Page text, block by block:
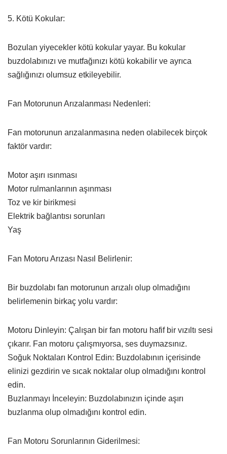
5. Kötü Kokular:
Bozulan yiyecekler kötü kokular yayar. Bu kokular
buzdolabınızı ve mutfağınızı kötü kokabilir ve ayrıca
sağlığınızı olumsuz etkileyebilir.
Fan Motorunun Arızalanması Nedenleri:
Fan motorunun arızalanmasına neden olabilecek birçok
faktör vardır:
Motor aşırı ısınması
Motor rulmanlarının aşınması
Toz ve kir birikmesi
Elektrik bağlantısı sorunları
Yaş
Fan Motoru Arızası Nasıl Belirlenir:
Bir buzdolabı fan motorunun arızalı olup olmadığını
belirlemenin birkaç yolu vardır:
Motoru Dinleyin: Çalışan bir fan motoru hafif bir vızıltı sesi
çıkarır. Fan motoru çalışmıyorsa, ses duymazsınız.
Soğuk Noktaları Kontrol Edin: Buzdolabının içerisinde
elinizi gezdirin ve sıcak noktalar olup olmadığını kontrol
edin.
Buzlanmayı İnceleyin: Buzdolabınızın içinde aşırı
buzlanma olup olmadığını kontrol edin.
Fan Motoru Sorunlarının Giderilmesi: